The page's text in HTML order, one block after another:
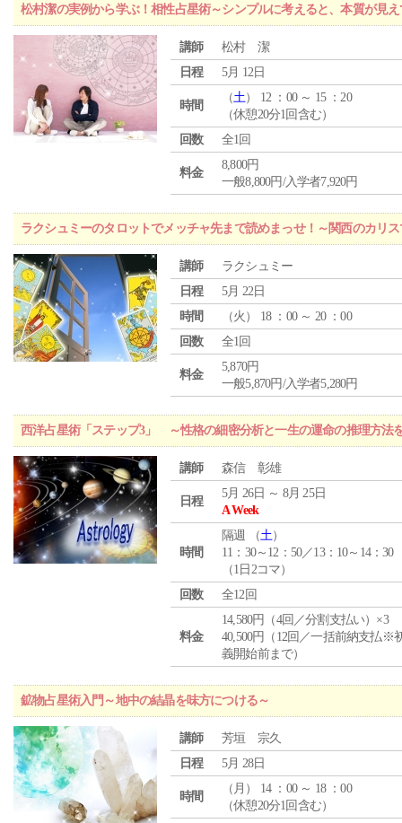
松村潔の実例から学ぶ！相性占星術～シンプルに考えると、本質が見
講師
松村 潔
日程
5月 12日
時間
（土） 12 ：00 ～ 15 ：20
（休憩20分1回含む）
回数
全1回
料金
8,800円
一般8,800円/入学者7,920円
ラクシュミーのタロットでメッチャ先まで読めまっせ！～関西のカリ
講師
ラクシュミー
日程
5月 22日
時間
（火 ） 18 ：00 ～ 20 ：00
回数
全1回
料金
5,870円
一般5,870円/入学者5,280円
西洋占星術「ステップ3」 ～性格の細密分析と一生の運命の推理方法
講師 森信 彰雄
日程
5月 26日 ～ 8月 25日
A Week
時間
隔週 （土）
11：30～12：50／13：10～14：30
（1日2コマ）
回数
全12回
料金
14,580円（4回／分割支払い）×3
40,500円（12回／一括前納支払※
義開始前まで）
鉱物占星術入門～地中の結晶を味方につける～
講師
芳垣 宗久
日程
5月 28日
時間
（ 月 ） 14 ：00 ～ 18 ：00
（休憩20分1回含む）